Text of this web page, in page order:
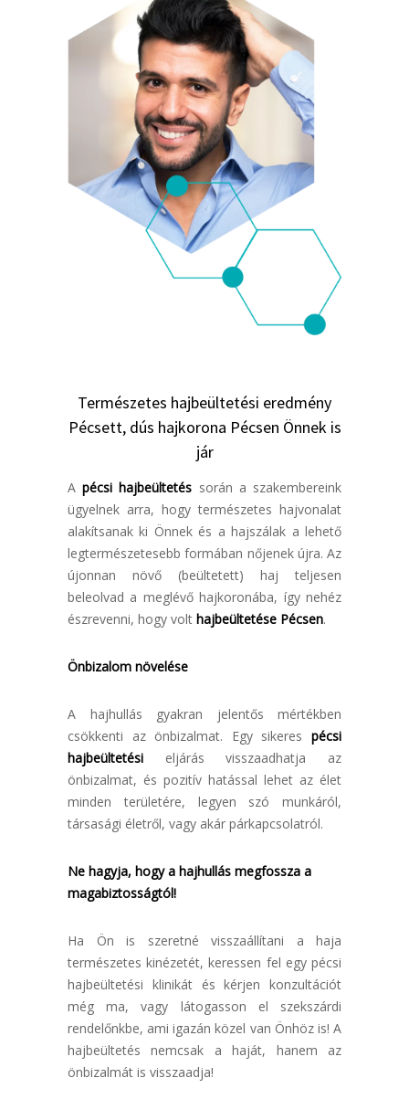
Természetes hajbeültetési eredmény
Pécsett, dús hajkorona Pécsen Önnek is
jár
Apécsi hajbeültetés során a szakembereink
ügyelnek arra, hogy természetes hajvonalat
alakítsanak ki Önnek és a hajszálak a lehető
legtermészetesebb formában nőjenek újra. Az
újonnan növő (beültetett) haj teljesen
beleolvad a meglévő hajkoronába, így nehéz
észrevenni, hogy volt hajbeültetése Pécsen.
Önbizalom növelése
A hajhullás gyakran jelentős mértékben
csökkenti az önbizalmat. Egy sikeres pécsi
hajbeültetési eljárás visszaadhatja az
önbizalmat, és pozitív hatással lehet az élet
minden területére, legyen szó munkáról,
társasági életről, vagy akár párkapcsolatról.
Ne hagyja, hogy a hajhullás megfossza a
magabiztosságtól!
Ha Ön is szeretné visszaállítani a haja
természetes kinézetét, keressen fel egy pécsi
hajbeültetési klinikát és kérjen konzultációt
még ma, vagy látogasson el szekszárdi
rendelőnkbe, ami igazán közel van Önhöz is! A
hajbeültetés nemcsak a haját, hanem az
önbizalmát is visszaadja!